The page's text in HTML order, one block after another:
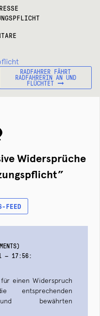
NÄCHSTER
BEITRAG:
RADFAHRER FÄHRT
RADFAHRERIN AN UND
FLÜCHTET
Widersprüche
”
FEED
— 17:56:
einen Widerspruch
und bewährten